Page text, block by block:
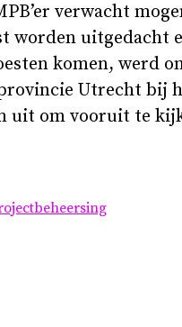
verwacht
worden uitgedacht
komen, werd
Utrecht bij
uit om vooruit te